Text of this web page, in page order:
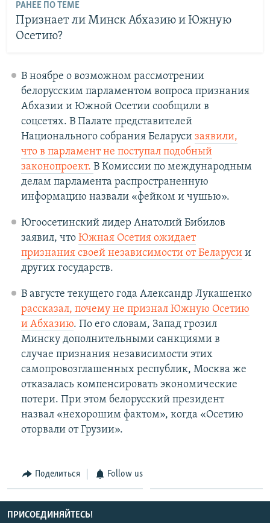
РАНЕЕ ПО ТЕМЕ
Признает ли Минск Абхазию и Южную
Осетию?
В ноябре о возможном рассмотрении
белорусским парламентом вопроса признания
Абхазии и Южной Осетии сообщили в
соцсетях. В Палате представителей
Национального собрания Беларуси заявили,
что в парламент не поступал подобный
законопроект. В Комиссии по международным
делам парламента распространенную
информацию назвали «фейком и чушью».
Югоосетинский лидер Анатолий Бибилов
заявил, что Южная Осетия ожидает
признания своей независимости от Беларусии
других государств.
В августе текущего года Александр Лукашенко
рассказал, почему не признал Южную Осетию
и Абхазию. По его словам, Запад грозил
Минску дополнительными санкциями в
случае признания независимости этих
самопровозглашенных республик, Москва же
отказалась компенсировать экономические
потери. При этом белорусский президент
назвал «нехорошим фактом», когда «Осетию
оторвали от Грузии».
Поделиться Follow us
ПРИСОЕДИНЯЙТЕСЬ!